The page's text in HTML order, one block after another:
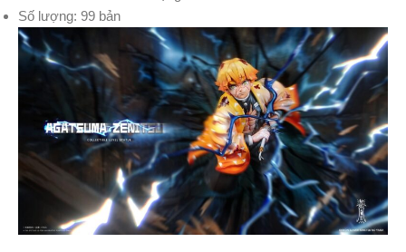
Số lượng: 99 bản